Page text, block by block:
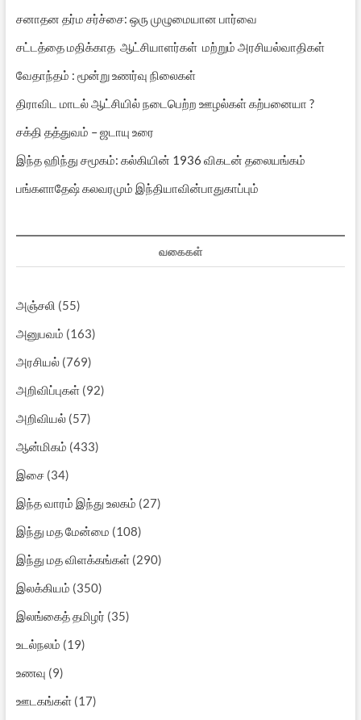
சனாதன தர்ம சர்ச்சை: ஒரு முழுமையான பார்வை
சட்டத்தை மதிக்காத ஆட்சியாளர்கள் மற்றும் அரசியல்வாதிகள்
வேதாந்தம் : மூன்று உணர்வு நிலைகள்
திராவிட மாடல் ஆட்சியில் நடைபெற்ற ஊழல்கள் கற்பனையா ?
சக்தி தத்துவம் – ஜடாயு உரை
இந்த ஹிந்து சமூகம்: கல்கியின் 1936 விகடன் தலையங்கம்
பங்களாதேஷ் கலவரமும் இந்தியாவின்பாதுகாப்பும்
வகைகள்
அஞ்சலி (55)
அனுபவம் (163)
அரசியல்(769)
அறிவிப்புகள்(92)
அறிவியல்(57)
ஆன்மிகம் (433)
இசை(34)
இந்த வாரம் இந்து உலகம் (27)
இந்து மத மேன்மை (108)
இந்து மத விளக்கங்கள்(290)
இலக்கியம் (350)
இலங்கைத் தமிழர் (35)
உடல்நலம் (19)
உணவு (9)
ஊடகங்கள்(17)